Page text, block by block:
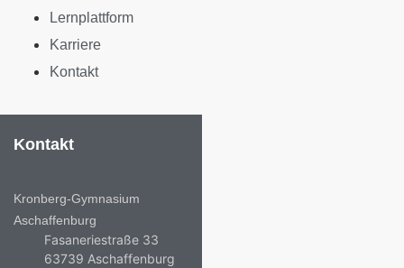
Lernplattform
Karriere
Kontakt
Kontakt
Kronberg-Gymnasium
Aschaffenburg
Fasaneriestraße 33
63739 Aschaffenburg